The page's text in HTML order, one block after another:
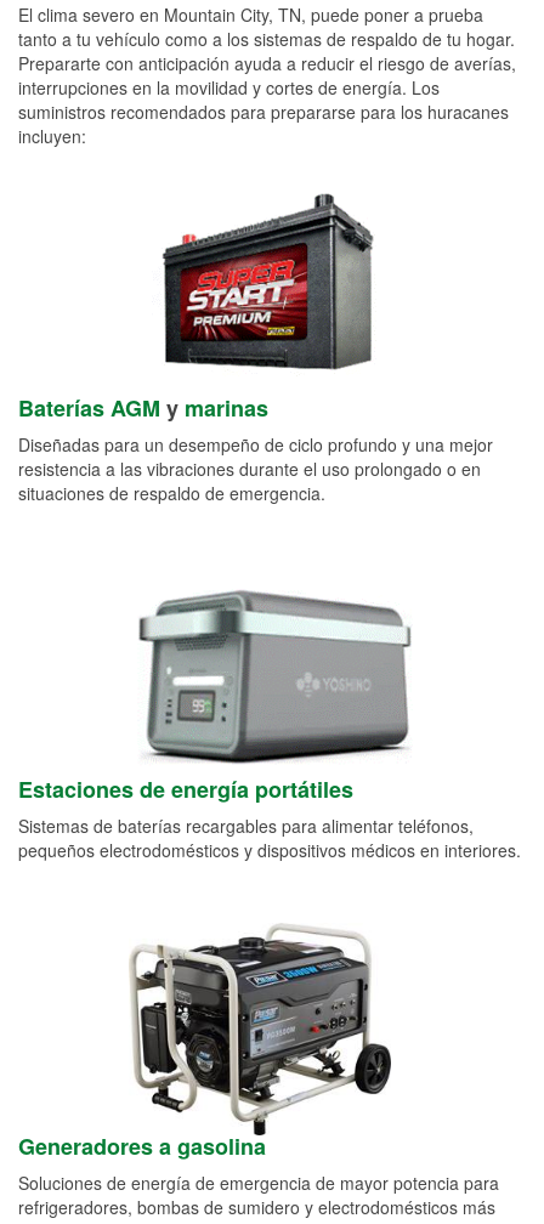
El clima severo en Mountain City, TN, puede poner a prueba
tanto a tu vehículo como a los sistemas de respaldo de tu hogar.
Prepararte con anticipación ayuda a reducir el riesgo de averías,
interrupciones en la movilidad y cortes de energía. Los
suministros recomendados para prepararse para los huracanes
incluyen:
Baterías AGM y marinas
Diseñadas para un desempeño de ciclo profundo y una mejor
resistencia a las vibraciones durante el uso prolongado o en
situaciones de respaldo de emergencia.
Estaciones de energía portátiles
Sistemas de baterías recargables para alimentar teléfonos,
pequeños electrodomésticos y dispositivos médicos en interiores.
Generadores a gasolina
Soluciones de energía de emergencia de mayor potencia para
refrigeradores, bombas de sumidero y electrodomésticos más